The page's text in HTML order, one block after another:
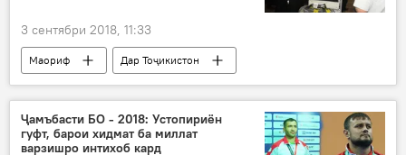
3 сентябри 2018, 11:33
Маориф
Дар Тоҷикистон
Ҳамаи хабарҳо
дарс
боистеъдод
толиб
муаллимон
Дар Русия
Душанбе
Ҷамъбасти БО - 2018: Устопириён
гуфт, барои хидмат ба миллат
варзишро интихоб кард